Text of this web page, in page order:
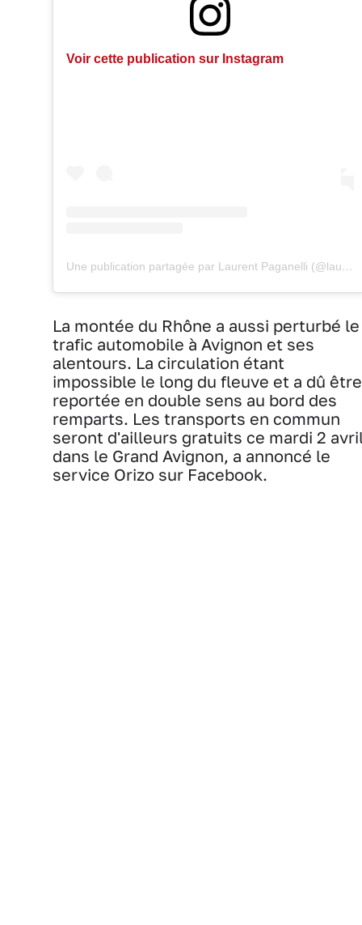
Voir cette publication sur Instagram
Une publication partagée par Laurent Paganelli (@laurentpaganel1)
La montée du Rhône a aussi perturbé le
trafic automobile à Avignon et ses
alentours. La circulation étant
impossible le long du fleuve et a dû être
reportée en double sens au bord des
remparts. Les transports en commun
seront d'ailleurs gratuits ce mardi 2
dans le Grand Avignon, a annoncé le
service Orizo sur Facebook.